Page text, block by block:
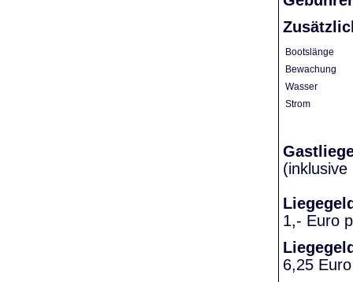
Bootslänge
Bewachung
Wasser
Strom
1,- Euro
6,25